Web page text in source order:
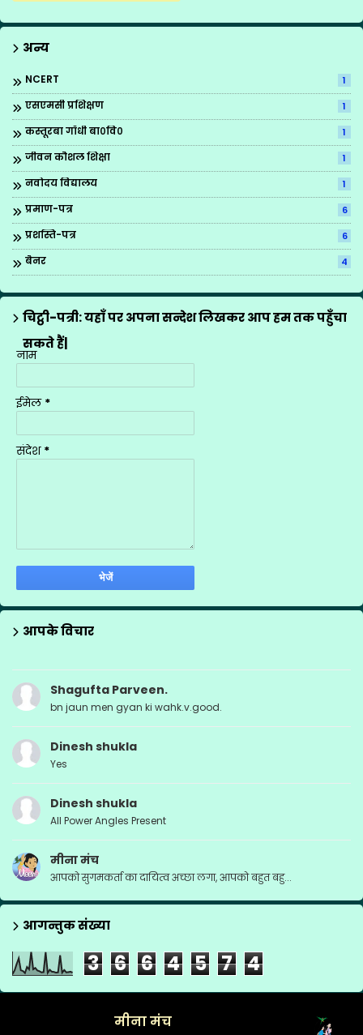
अन्य
NCERT 1
एसएमसी प्रशिक्षण 1
कस्तूरबा गाँधी बा०वि० 1
जीवन कौशल शिक्षा 1
नवोदय विद्यालय 1
प्रमाण-पत्र 6
प्रशस्ति-पत्र 6
बैनर 4
मीना मंच के गीत 12
राज्य अध्यापक पुरस्कार
शासनादेश
शिक्षक प्रशिक्षण
शिक्षण योजनाएँ
सूचना
चिट्ठी-पत्री: यहाँ पर अपना सन्देश लिखकर आप हम तक पहुँचा
सकते हैं|
नाम
ईमेल *
संदेश *
आपके विचार
Shagufta Parveen.
bn jaun men gyan ki wahk.v.good.
Dinesh shukla
Yes
Dinesh shukla
All Power Angles Present
मीना मंच
आपको सुगमकर्ता का दायित्व अच्छा लगा, आपको बहुत बहु...
आगन्तुक संख्या
3 6 6 4 5 7 4
मीना मंच